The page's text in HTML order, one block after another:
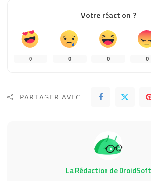
Votre réaction ?
0 0 0 0
PARTAGER AVEC
La Rédaction de DroidSoft